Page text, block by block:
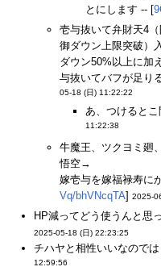
とにします -- [
壱与抜いて弁財天4
御ダウン上限突破）
ダウン50%以上に加
与抜いてバフが足り
05-18 (日) 11:22:22
あ、つけると
11:22:38
牛魔王、ツクヨミ廻
悟空→
嫁壱与を嫁福禄寿に
Vq/bhVNcqTA] 2025-
HP減ってどう使うんと思
2025-05-18 (日) 22:23:25
チハヤと相性いいなので
12:59:56